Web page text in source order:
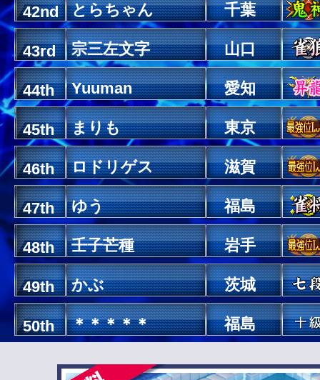
42nd とらちゃん 千葉
43rd 宗三左文字 山口
44th Yuuman 愛知
45th まりも 東京
46th ロドリゲス 滋賀
47th ゆう 福島
48th 壬子芒種 岩手
49th かぶ 茨城
50th ＊＊＊＊＊ 福島